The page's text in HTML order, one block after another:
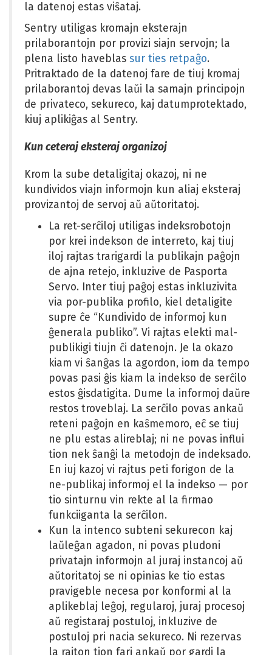
la datenoj estas viŝataj.
Sentry utiligas kromajn eksterajn
prilaborantojn por provizi siajn servojn; la
plena listo haveblas sur ties retpaĝo.
Pritraktado de la datenoj fare de tiuj kromaj
prilaborantoj devas laŭi la samajn principojn
de privateco, sekureco, kaj datumprotektado,
kiuj aplikiĝas al Sentry.
Kun ceteraj eksteraj organizoj
Krom la sube detaligitaj okazoj, ni ne
kundividos viajn informojn kun aliaj eksteraj
provizantoj de servoj aŭ aŭtoritatoj.
La ret-serĉiloj utiligas indeksrobotojn
por krei indekson de interreto, kaj tiuj
iloj rajtas trarigardi la publikajn paĝojn
de ajna retejo, inkluzive de Pasporta
Servo. Inter tiuj paĝoj estas inkluzivita
via por-publika profilo, kiel detaligite
supre ĉe “Kundivido de informoj kun
ĝenerala publiko”. Vi rajtas elekti mal-
publikigi tiujn ĉi datenojn. Je la okazo
kiam vi ŝanĝas la agordon, iom da tempo
povas pasi ĝis kiam la indekso de serĉilo
estos ĝisdatigita. Dume la informoj daŭre
restos troveblaj. La serĉilo povas ankaŭ
reteni paĝojn en kaŝmemoro, eĉ se tiuj
ne plu estas alireblaj; ni ne povas influi
tion nek ŝanĝi la metodojn de indeksado.
En iuj kazoj vi rajtus peti forigon de la
ne-publikaj informoj el la indekso — por
tio sinturnu vin rekte al la firmao
funkciiganta la serĉilon.
Kun la intenco subteni sekurecon kaj
laŭleĝan agadon, ni povas pludoni
privatajn informojn al juraj instancoj aŭ
aŭtoritatoj se ni opinias ke tio estas
pravigeble necesa por konformi al la
aplikeblaj leĝoj, regularoj, juraj procesoj
aŭ registaraj postuloj, inkluzive de
postuloj pri nacia sekureco. Ni rezervas
la rajton tion fari ankaŭ por gardi la